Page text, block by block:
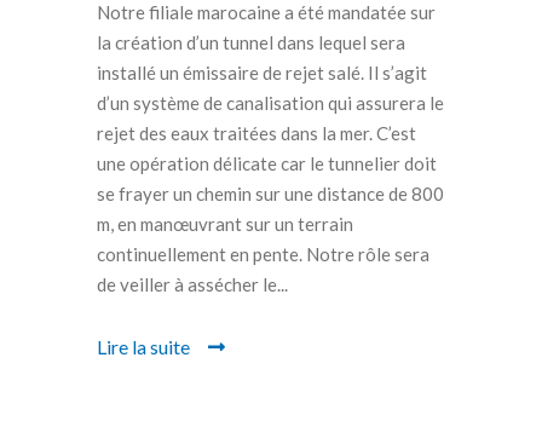
Notre filiale marocaine a été mandatée sur
la création d’un tunnel dans lequel sera
installé un émissaire de rejet salé. Il s’agit
d’un système de canalisation qui assurera le
rejet des eaux traitées dans la mer. C’est
une opération délicate car le tunnelier doit
se frayer un chemin sur une distance de 800
m, en manœuvrant sur un terrain
continuellement en pente. Notre rôle sera
de veiller à assécher le...
Lire la suite